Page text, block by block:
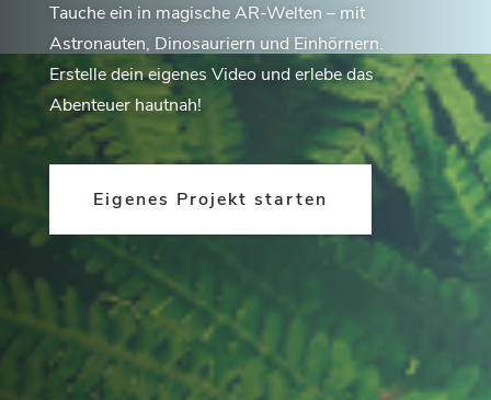
Tauche ein in magische AR-Welten – mit
Astronauten, Dinosauriern und Einhörnern.
Erstelle dein eigenes Video und erlebe das
Abenteuer hautnah!
Eigenes Projekt starten